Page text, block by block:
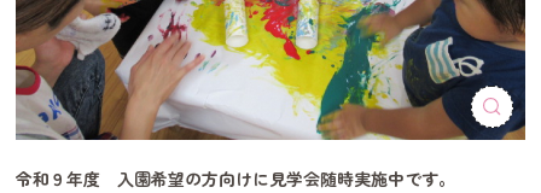
令和９年度 入園希望の方向けに見学会随時実施中です。